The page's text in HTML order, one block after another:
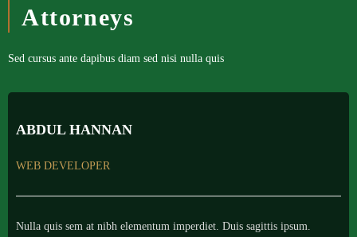
Attorneys
Sed cursus ante dapibus diam sed nisi nulla quis
ABDUL HANNAN
WEB DEVELOPER
Nulla quis sem at nibh elementum imperdiet. Duis sagittis ipsum.